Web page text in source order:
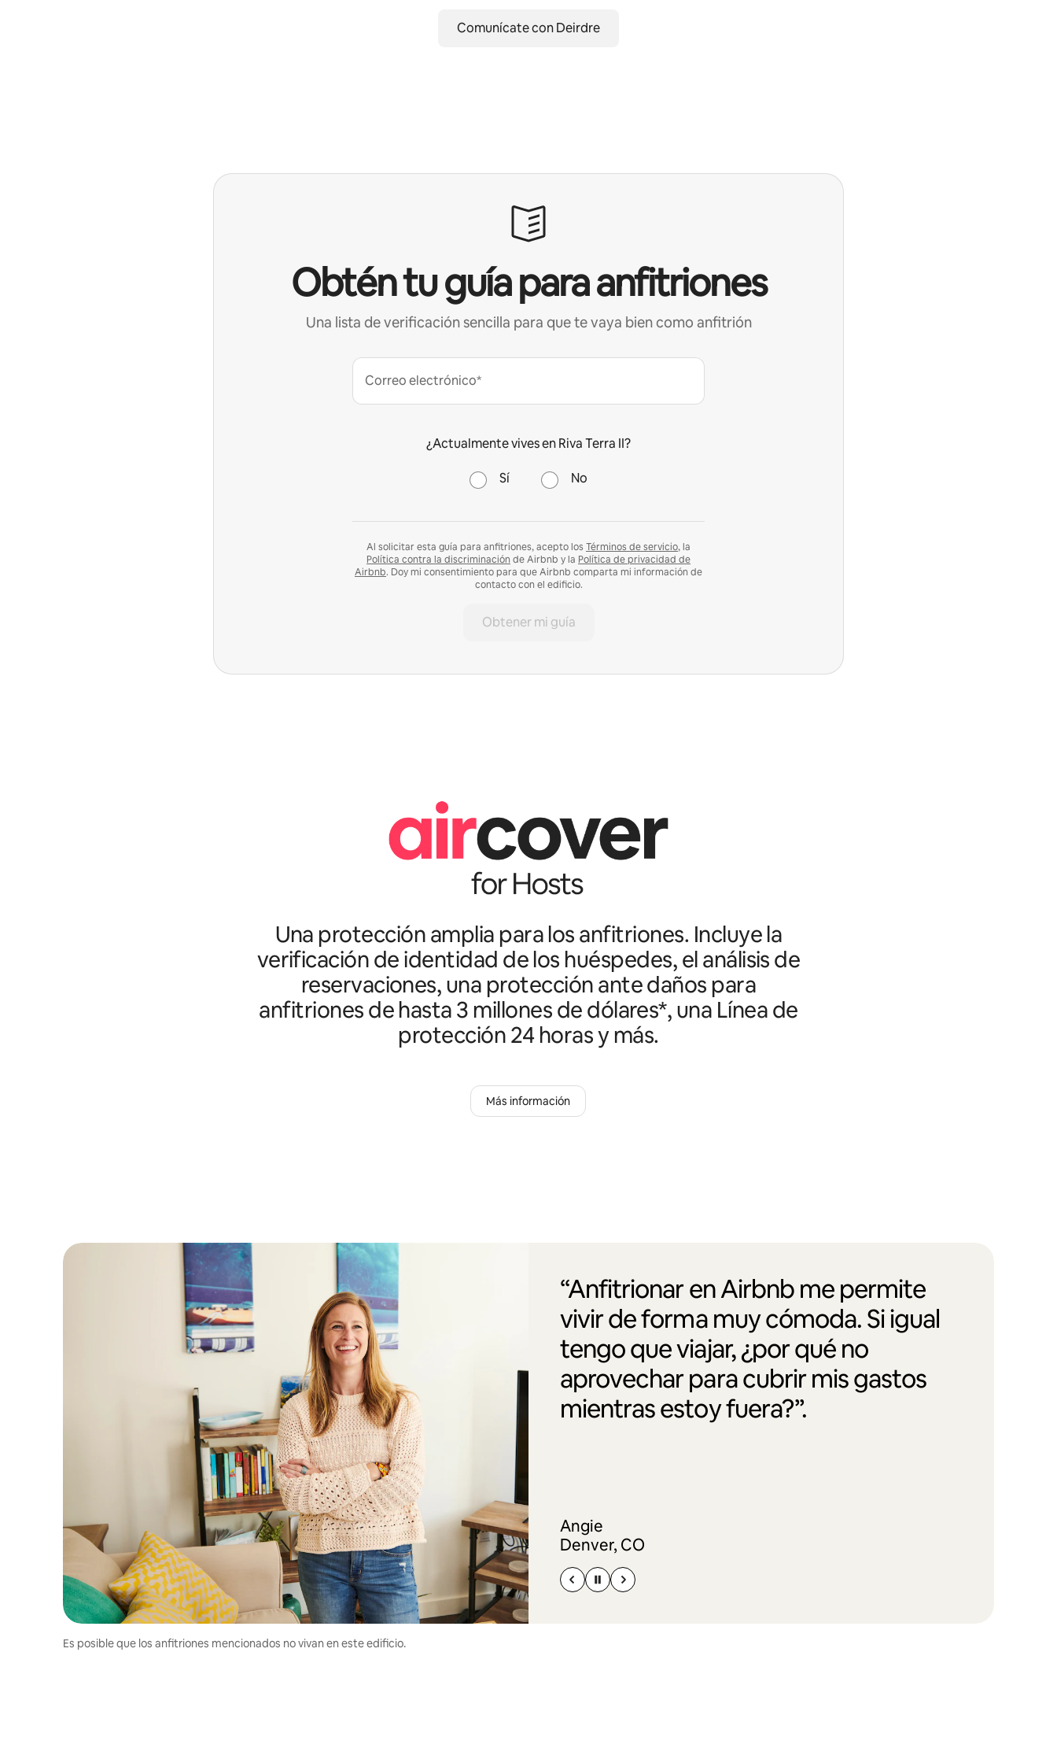
Comunícate con Deirdre
Obtén tu guía para anfitriones
Una lista de verificación sencilla para que te vaya bien como anfitrión
Correo electrónico*
¿Actualmente vives en Riva Terra II?
Sí No
Al solicitar esta guía para anfitriones, acepto los Términos de servicio, la
Política contra la discriminación de Airbnb y la Política de privacidad de
Airbnb. Doy mi consentimiento para que Airbnb comparta mi información de
contacto con el edificio.
Obtener mi guía
Una protección amplia para los anfitriones. Incluye la
verificación de identidad de los huéspedes, el análisis de
reservaciones, una protección ante daños para
anfitriones de hasta 3 millones de dólares*, una Línea de
protección 24 horas y más.
Más información
“Anfitrionar en Airbnb me permite
vivir de forma muy cómoda. Si igual
tengo que viajar, ¿por qué no
aprovechar para cubrir mis gastos
mientras estoy fuera?”.
Angie
Denver, CO
Es posible que los anfitriones mencionados no vivan en este edificio.